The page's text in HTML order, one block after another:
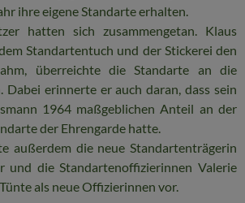
ihre eigene Standarte erhalten.
hatten sich zusammengetan. Klaus
Standartentuch und der Stickerei den
überreichte die Standarte an die
Dabei erinnerte er auch daran, dass sein
1964 maßgeblichen Anteil an der
der Ehrengarde hatte.
außerdem die neue Standartenträgerin
und die Standartenoffizierinnen Valerie
als neue Offizierinnen vor.